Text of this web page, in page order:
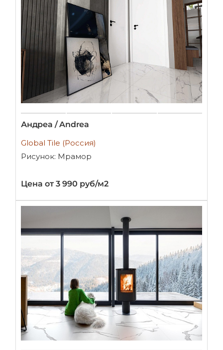
Андреа / Andrea
Global Tile (Россия)
Рисунок: Мрамор
Цена от 3 990 руб/м2